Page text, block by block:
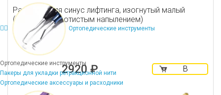
Ортопедические инструменты
Ортопедические инструменты
Пакеры для укладки ретракционной нити
Ортопедические аксессуары и расходники
Распатор для синус лифтинга, изогнутый малый
(кюрета с золотистым напылением)
2920 ₽
В